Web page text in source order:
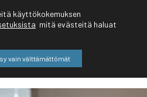
käyttökokemuksen
mitä evästeitä haluat
vain välttämättömät